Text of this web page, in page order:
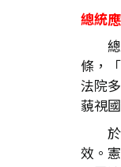
總統
條，
法院
藐視
效。